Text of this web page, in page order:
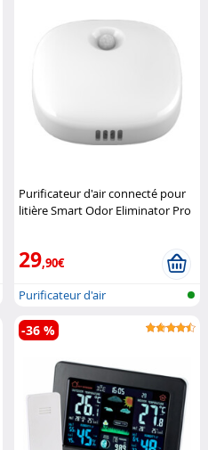
Purificateur d'air connecté pour
litière Smart Odor Eliminator Pro
29,90€
Purificateur d'air
-36 %